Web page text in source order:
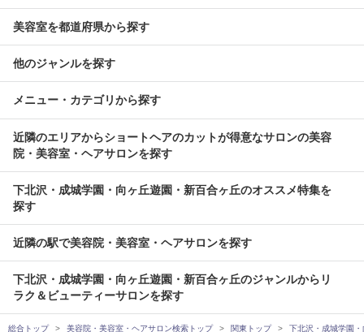
美容室を都道府県から探す
他のジャンルを探す
メニュー・カテゴリから探す
近隣のエリアからショートヘアのカットが得意なサロンの美容
院・美容室・ヘアサロンを探す
下北沢・成城学園・向ヶ丘遊園・新百合ヶ丘のオススメ特集を
探す
近隣の駅で美容院・美容室・ヘアサロンを探す
下北沢・成城学園・向ヶ丘遊園・新百合ヶ丘のジャンルからリ
ラク＆ビューティーサロンを探す
総合トップ 美容院・美容室・ヘアサロン検索トップ 関東トップ 下北沢・成城学園